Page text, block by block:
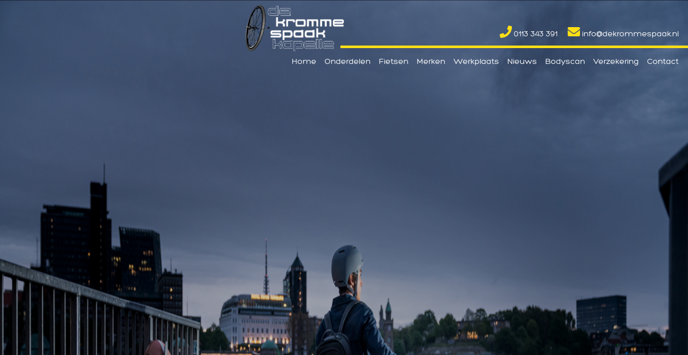
0113 343 391 info@dekrommespaak.nl
Home Onderdelen Fietsen Merken Werkplaats Nieuws Bodyscan Verzekering Contact